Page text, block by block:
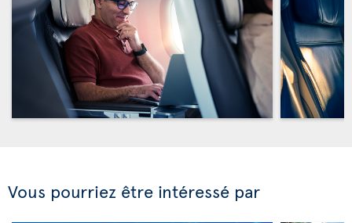
Vous pourriez être intéressé par